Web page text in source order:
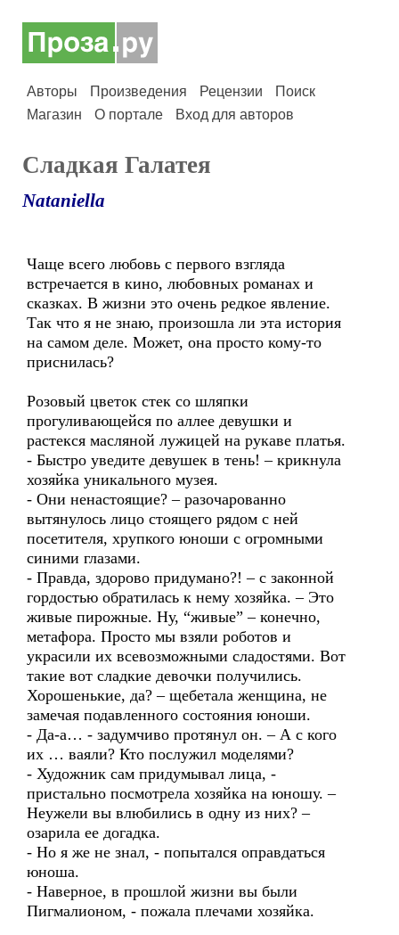
Авторы Произведения Рецензии
Поиск
Магазин
О портале Вход для авторов
Сладкая Галатея
Nataniella
Чаще всего любовь с первого взгляда
встречается в кино, любовных романах и
сказках. В жизни это очень редкое явление.
Так что я не знаю, произошла ли эта история
на самом деле. Может, она просто кому-то
приснилась?
Розовый цветок стек со шляпки
прогуливающейся по аллее девушки и
растекся масляной лужицей на рукаве платья.
- Быстро уведите девушек в тень! – крикнула
хозяйка уникального музея.
- Они ненастоящие? – разочарованно
вытянулось лицо стоящего рядом с ней
посетителя, хрупкого юноши с огромными
синими глазами.
- Правда, здорово придумано?! – с законной
гордостью обратилась к нему хозяйка. – Это
живые пирожные. Ну, “живые” – конечно,
метафора. Просто мы взяли роботов и
украсили их всевозможными сладостями. Вот
такие вот сладкие девочки получились.
Хорошенькие, да? – щебетала женщина, не
замечая подавленного состояния юноши.
- Да-а… - задумчиво протянул он. – А с кого
их … ваяли? Кто послужил моделями?
- Художник сам придумывал лица, -
пристально посмотрела хозяйка на юношу. –
Неужели вы влюбились в одну из них? –
озарила ее догадка.
- Но я же не знал, - попытался оправдаться
юноша.
- Наверное, в прошлой жизни вы были
Пигмалионом, - пожала плечами хозяйка.